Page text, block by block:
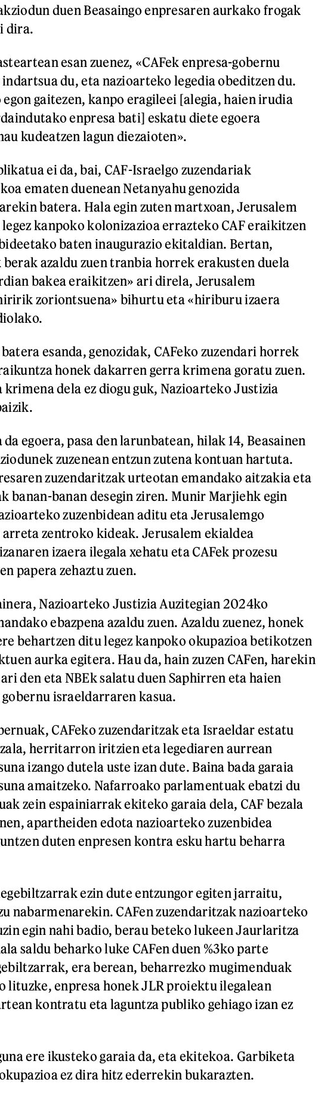
duen Beasaingo enpresaren aurkako frogak
dira.
esan zuenez, «CAFek enpresa-gobernu
du, eta nazioarteko legedia obeditzen du.
gaitezen, kanpo eragileei [alegia, haien irudia
enpresa bati] eskatu diete egoera
kudeatzen lagun diezaioten».
ei da, bai, CAF-Israelgo zuzendariak
ematen duenean Netanyahu genozida
batera. Hala egin zuten martxoan, Jerusalem
kanpoko kolonizazioa errazteko CAF eraikitzen
baten inaugurazio ekitaldian. Bertan,
azaldu zuen tranbia horrek erakusten duela
bakea eraikitzen» ari direla, Jerusalem
zoriontsuena» bihurtu eta «hiriburu izaera
esanda, genozidak, CAFeko zuzendari horrek
honek dakarren gerra krimena goratu zuen.
krimena dela ez diogu guk, Nazioarteko Justizia
egoera, pasa den larunbatean, hilak 14, Beasainen
zuzenean entzun zutena kontuan hartuta.
zuzendaritzak urteotan emandako aitzakia eta
banan-banan desegin ziren. Munir Marjiehk egin
zuzenbidean aditu eta Jerusalemgo
zentroko kideak. Jerusalem ekialdea
izaera ilegala xehatu eta CAFek prozesu
papera zehaztu zuen.
Nazioarteko Justizia Auzitegian 2024ko
ebazpena azaldu zuen. Azaldu zuenez, honek
behartzen ditu legez kanpoko okupazioa betikotzen
aurka egitera. Hau da, hain zuzen CAFen, harekin
den eta NBEk salatu duen Saphirren eta haien
israeldarraren kasua.
CAFeko zuzendaritzak eta Israeldar estatu
herritarron iritzien eta legediaren aurrean
izango dutela uste izan dute. Baina bada garaia
amaitzeko. Nafarroako parlamentuak ebatzi du
zein espainiarrak ekiteko garaia dela, CAF bezala
apartheiden edota nazioarteko zuzenbidea
duten enpresen kontra esku hartu beharra
ezin dute entzungor egiten jarraitu,
nabarmenarekin. CAFen zuzendaritzak nazioarteko
egin nahi badio, berau beteko lukeen Jaurlaritza
saldu beharko luke CAFen duen %3ko parte
era berean, beharrezko mugimenduak
lituzke, enpresa honek JLR proiektu ilegalean
kontratu eta laguntza publiko gehiago izan ez
ere ikusteko garaia da, eta ekitekoa. Garbiketa
ez dira hitz ederrekin bukarazten.